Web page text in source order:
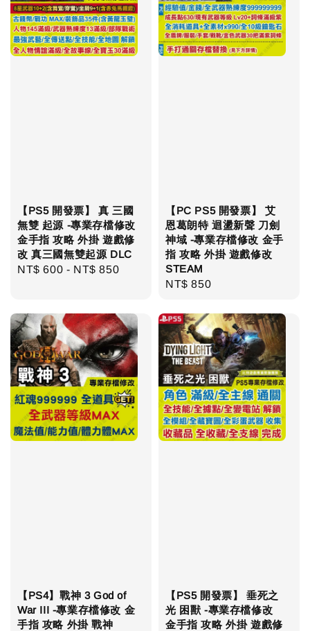
【PS5 開發票】 真 三國
無雙 起源 -專業存檔修改
金手指 攻略 外掛 遊戲修
改 真三國無雙起源 DLC
Regular
NT$ 600 - NT$ 850
【PC PS5 開發票】 艾
恩葛朗特 迴盪新聲 刀劍
神域 -專業存檔修改 金手
指 攻略 外掛 遊戲修改
STEAM
Regular
NT$ 850
【PS4】戰神 3 God of
War III -專業存檔修改 金
手指 攻略 外掛 戰神
【PS5 開發票】 垂死之
光 困獸 -專業存檔修改
金手指 攻略 外掛 遊戲修